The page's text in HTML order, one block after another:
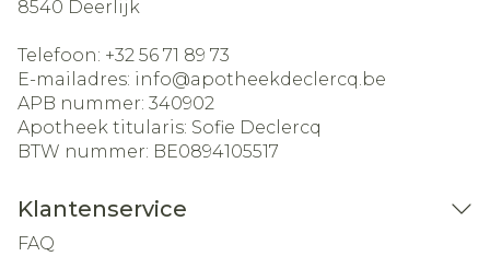
8540 Deerlijk
Telefoon: +32 56 71 89 73
E-mailadres: info@apotheekdeclercq.be
APB nummer: 340902
Apotheek titularis: Sofie Declercq
BTW nummer: BE0894105517
Klantenservice
FAQ